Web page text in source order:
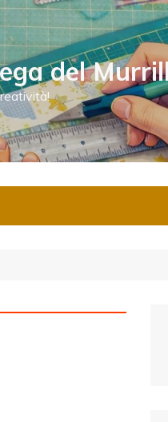
del